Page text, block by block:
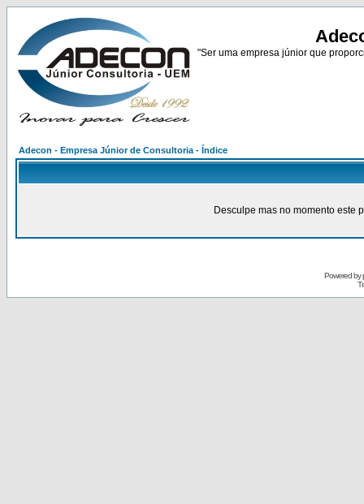
"Ser uma empresa júnior que
Adecon - Empresa Júnior de Consultoria - Índice
Desculpe mas no momento este
Powered by